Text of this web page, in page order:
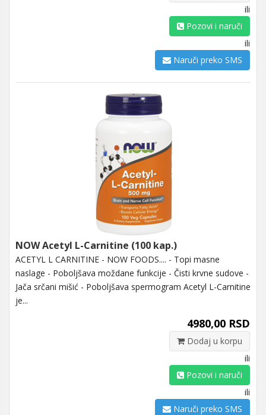
ili
Pozovi i naruči
ili
Naruči preko SMS
NOW Acetyl L-Carnitine (100 kap.)
ACETYL L CARNITINE - NOW FOODS.... - Topi masne
naslage - Poboljšava moždane funkcije - Čisti krvne sudove -
Jača srčani mišić - Poboljšava spermogram Acetyl L-Carnitine
je...
4980,00 RSD
Dodaj u korpu
ili
Pozovi i naruči
ili
Naruči preko SMS